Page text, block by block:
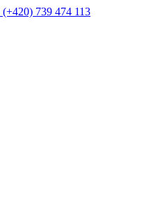
(+420) 739 474 113